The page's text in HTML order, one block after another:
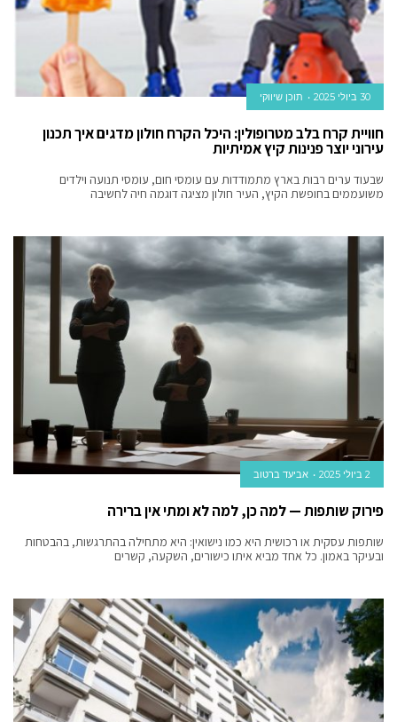
30 ביולי 2025 תוכן שיווקי
חוויית קרח בלב מטרופולין: היכל הקרח חולון מדגים איך תכנון
עירוני יוצר פנינות קיץ אמיתיות
שבעוד ערים רבות בארץ מתמודדות עם עומסי חום, עומסי תנועה וילדים
משועממים בחופשת הקיץ, העיר חולון מציגה דוגמה חיה לחשיבה
2 ביולי 2025 אביעד ברטוב
פירוק שותפות — למה כן, למה לא ומתי אין ברירה
שותפות עסקית או רכושית היא כמו נישואין: היא מתחילה בהתרגשות, בהבטחות
ובעיקר באמון. כל אחד מביא איתו כישורים, השקעה, קשרים